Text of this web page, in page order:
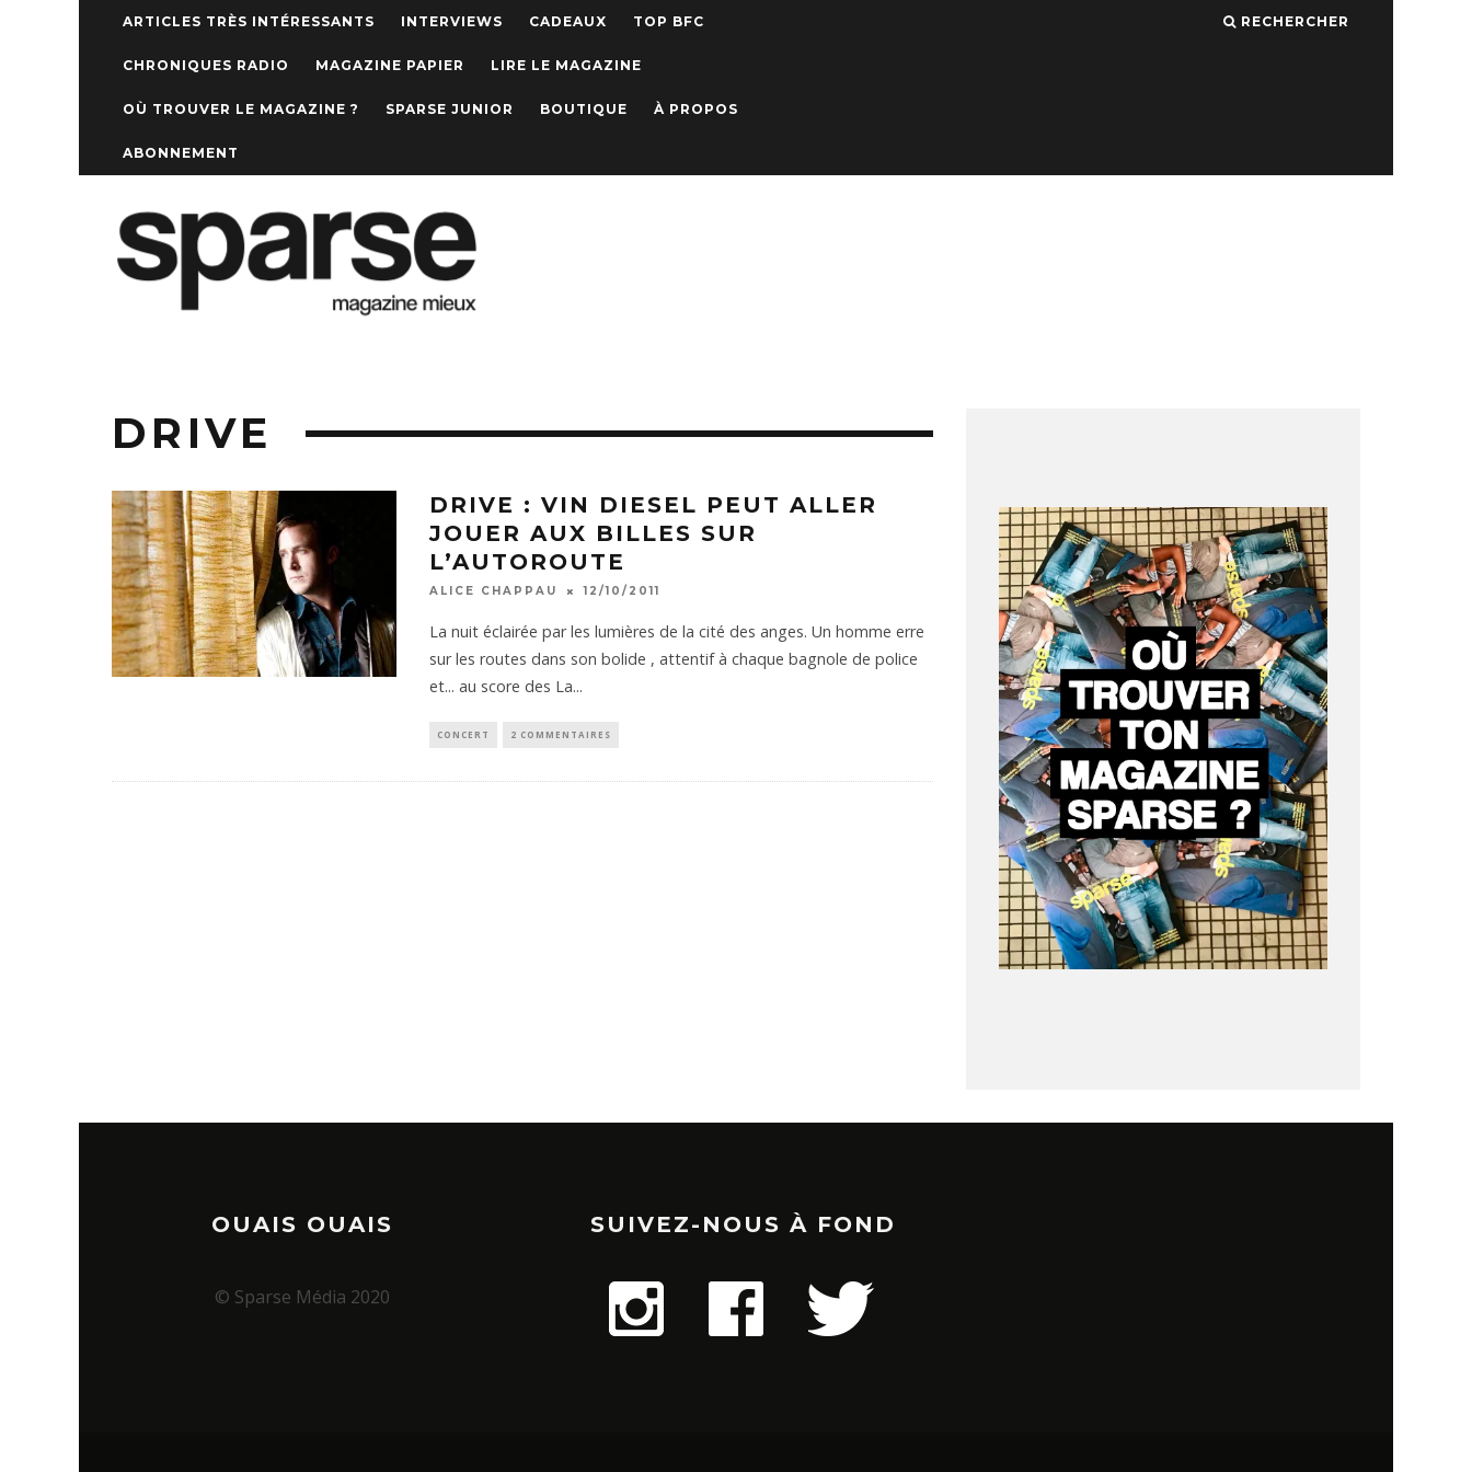
ARTICLES TRÈS INTÉRESSANTS INTERVIEWS CADEAUX TOP BFC
CHRONIQUES RADIO MAGAZINE PAPIER LIRE LE MAGAZINE
OÙ TROUVER LE MAGAZINE ? SPARSE JUNIOR BOUTIQUE À PROPOS
ABONNEMENT
RECHERCHER
DRIVE
DRIVE : VIN DIESEL PEUT ALLER
JOUER AUX BILLES SUR
L’AUTOROUTE
ALICE CHAPPAU 12/10/2011
La nuit éclairée par les lumières de la cité des anges. Un homme erre
sur les routes dans son bolide , attentif à chaque bagnole de police
et... au score des La...
CONCERT 2 COMMENTAIRES
OUAIS OUAIS
© Sparse Média 2020
SUIVEZ-NOUS À FOND